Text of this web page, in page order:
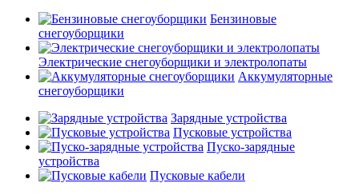
Бензиновые
снегоуборщики
Электрические снегоуборщики и электролопаты
Аккумуляторные
снегоуборщики
Зарядные устройства
Пусковые устройства
Пуско-зарядные
устройства
Пусковые кабели